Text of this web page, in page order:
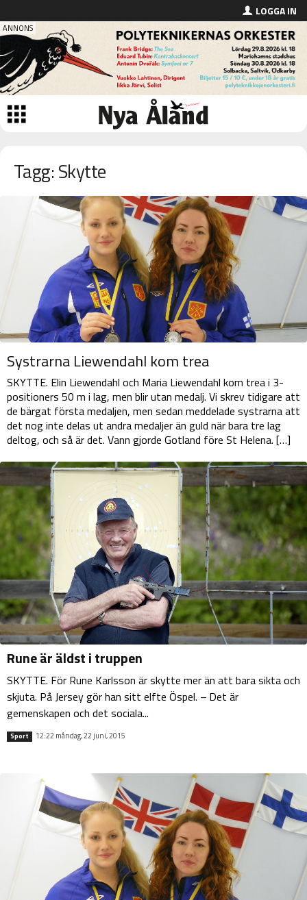
LOGGA IN
Tagg: Skytte
Systrarna Liewendahl kom trea
SKYTTE. Elin Liewendahl och Maria Liewendahl kom trea i 3-
positioners 50 m i lag, men blir utan medalj. Vi skrev tidigare att
de bärgat första medaljen, men sedan meddelade systrarna att
det nog inte delas ut andra medaljer än guld när bara tre lag
deltog, och så är det. Vann gjorde Gotland före St Helena. […]
Rune är äldst i truppen
SKYTTE. För Rune Karlsson är skytte mer än att bara sikta och
skjuta. På Jersey gör han sitt elfte Öspel. – Det är
gemenskapen och det sociala...
Sport 12:22 måndag, 22 juni, 2015